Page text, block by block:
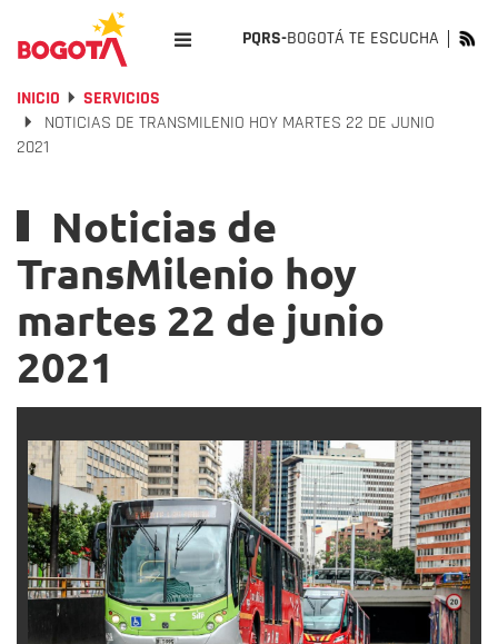
PQRS-BOGOTÁ TE ESCUCHA
INICIO
SERVICIOS
NOTICIAS DE TRANSMILENIO HOY MARTES 22 DE JUNIO
2021
Noticias de
TransMilenio hoy
martes 22 de junio
2021